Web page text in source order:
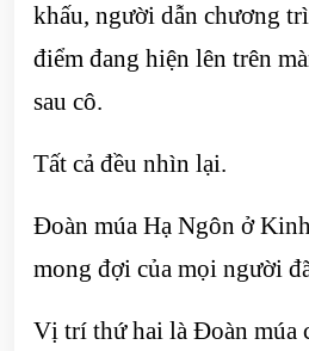
khấu, người dẫn chương
điểm đang hiện lên trên
sau cô.
Tất cả đều nhìn lại.
Đoàn múa Hạ Ngôn ở
mong đợi của mọi người
Vị trí thứ hai là Đoàn múa